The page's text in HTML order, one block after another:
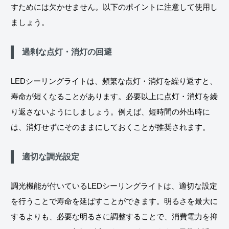
すためには欠かせません。以下のポイントに注意して使用し
ましょう。
過剰な点灯・消灯の回避
LEDシーリングライトは、頻繁な点灯・消灯を繰り返すと、
寿命が短くなることがあります。必要以上に点灯・消灯を繰
り返さないようにしましょう。例えば、短時間の外出時に
は、消灯せずにそのままにしておくことが推奨されます。
適切な調光設定
調光機能が付いているLEDシーリングライトは、適切な設定
を行うことで寿命を延ばすことができます。明るさを最大に
するよりも、必要な明るさに調整することで、消費電力を抑